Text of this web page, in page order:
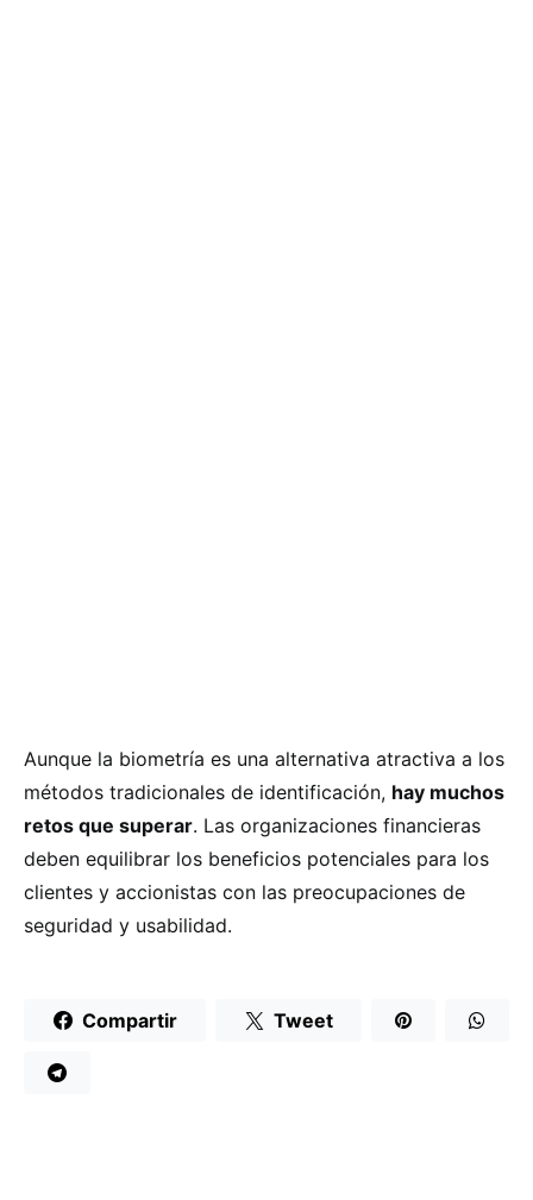
Aunque la biometría es una alternativa atractiva a los
métodos tradicionales de identificación, hay muchos
retos que superar. Las organizaciones financieras
deben equilibrar los beneficios potenciales para los
clientes y accionistas con las preocupaciones de
seguridad y usabilidad.
Compartir Tweet